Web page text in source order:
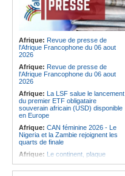
Afrique: Revue de presse de
l'Afrique Francophone du 06 aout
2026
Afrique: Revue de presse de
l'Afrique Francophone du 06 aout
2026
Afrique: La LSF salue le lancement
du premier ETF obligataire
souverain africain (USD) disponible
en Europe
Afrique: CAN féminine 2026 - Le
Nigeria et la Zambie rejoignent les
quarts de finale
Afrique: Le continent, plaque